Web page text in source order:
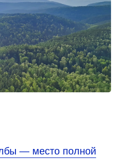
— место полной